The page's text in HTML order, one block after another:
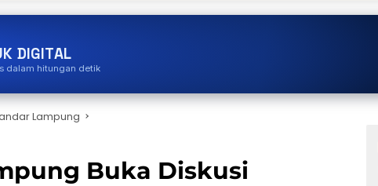
DIGITAL
dalam hitungan detik
Lampung
Buka Diskusi